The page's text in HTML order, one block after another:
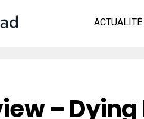
ACTUALITÉ
– Dying